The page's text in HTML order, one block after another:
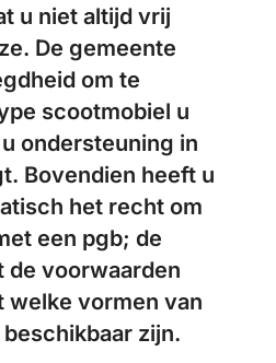
u niet altijd vrij
De gemeente
om te
scootmobiel u
ondersteuning in
Bovendien heeft u
het recht om
een pgb; de
de voorwaarden
welke vormen van
zijn.